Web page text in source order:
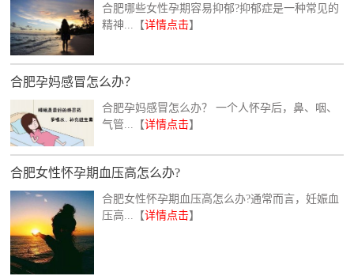
合肥哪些女性孕期容易抑郁?抑郁症是一种常见的
精神...【详情点击】
合肥孕妈感冒怎么办？
合肥孕妈感冒怎么办？ 一个人怀孕后，鼻、咽、
气管...【详情点击】
合肥女性怀孕期血压高怎么办?
合肥女性怀孕期血压高怎么办?通常而言，妊娠血
压高...【详情点击】